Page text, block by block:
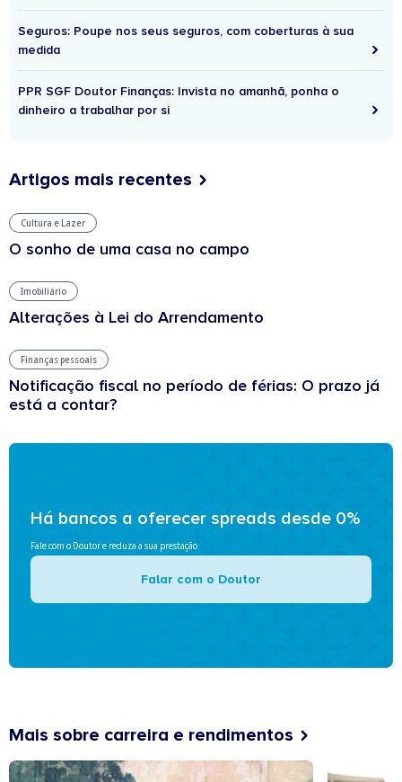
Seguros: Poupe nos seus seguros, com coberturas à sua
medida
PPR SGF Doutor Finanças: Invista no amanhã, ponha o
dinheiro a trabalhar por si
Artigos mais recentes
Cultura e Lazer
O sonho de uma casa no campo
Imobiliário
Alterações à Lei do Arrendamento
Finanças pessoais
Notificação fiscal no período de férias: O prazo já
está a contar?
Há bancos a oferecer spreads desde 0%
Fale com o Doutor e reduza a sua prestação
Falar com o Doutor
Mais sobre carreira e rendimentos